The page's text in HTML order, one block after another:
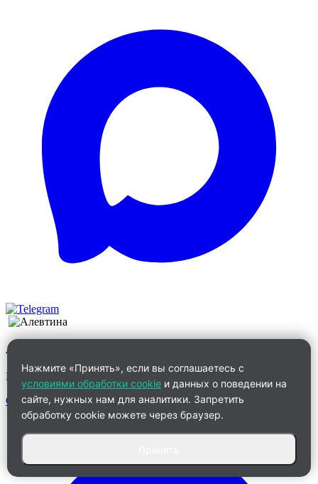
Алевтина
Менеджер по работе с клиентами
Связаться
Нажмите «Принять», если вы соглашаетесь с
условиями обработки cookie и данных о поведении на
сайте, нужных нам для аналитики. Запретить
обработку cookie можете через браузер.